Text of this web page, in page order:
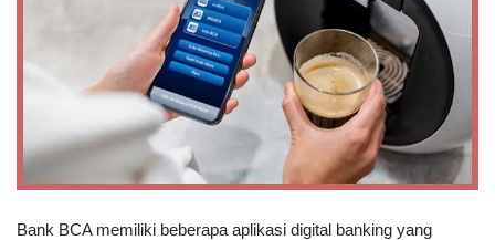
Bank BCA memiliki beberapa aplikasi digital banking yang